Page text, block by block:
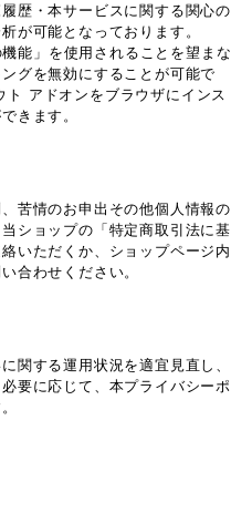
歴・本サービスに関する関心の
が可能となっております。
能」を使用されることを望まな
グを無効にすることが可能で
アドオンをブラウザにインス
きます。
苦情のお申出その他個人情報の
ショップの「特定商取引法に基
いただくか、ショップページ内
合わせください。
関する運用状況を適宜見直し、
要に応じて、本プライバシーポ